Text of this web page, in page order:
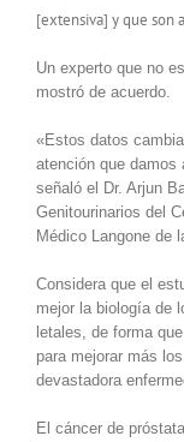
[extensiva] y que son
Un experto que no
mostró de acuerdo.
«Estos datos
atención que damos
señaló el Dr. Arjun
Genitourinarios del
Médico Langone de
Considera que el
mejor la biología de
letales, de forma
para mejorar más
devastadora
El cáncer de